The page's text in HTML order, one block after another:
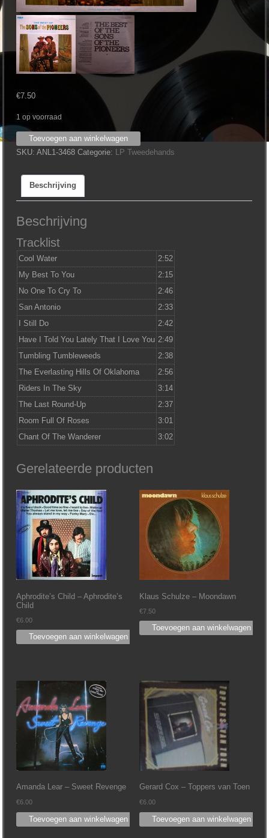
€7.50
1 op voorraad
The
Sons
The
Pioneers
‎–
The
Of
aantal
Toevoegen aan winkelwagen
SKU:ANL1-3468 Categorie: LP Tweedehands
Beschrijving
Beschrijving
Tracklist
Cool Water
2:52
My Best To You
2:15
No One To Cry To
2:46
San Antonio
2:33
I Still Do
2:42
Have I Told You Lately That I Love You 2:49
Tumbling Tumbleweeds
2:38
The Everlasting Hills Of Oklahoma
2:56
Riders In The Sky
3:14
The Last Round-Up
2:37
Room Full Of Roses
3:01
Chant Of The Wanderer
3:02
Gerelateerde producten
Aphrodite’s Child – Aphrodite’s
Child
€6.00
Toevoegen aan winkelwagen
Klaus Schulze – Moondawn
€7.50
Toevoegen aan winkelwagen
Amanda Lear – Sweet Revenge
€6.00
Toevoegen aan winkelwagen
Gerard Cox – Toppers van Toen
€6.00
Toevoegen aan winkelwagen